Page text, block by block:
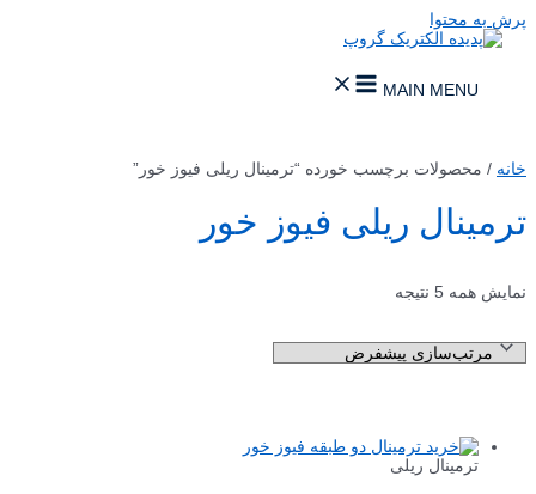
پرش به محتوا
MAIN MENU
خانه / محصولات برچسب خورده “ترمینال ریلی فیوز خور”
ترمینال ریلی فیوز خور
نمایش همه 5 نتیجه
ترمینال ریلی